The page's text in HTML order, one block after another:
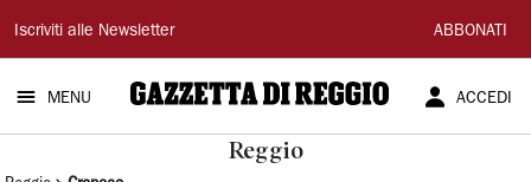
Gazzetta
di
Reggio
Iscriviti alle Newsletter ABBONATI
MENU ACCEDI
Reggio